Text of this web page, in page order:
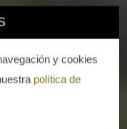
y cookies
política de